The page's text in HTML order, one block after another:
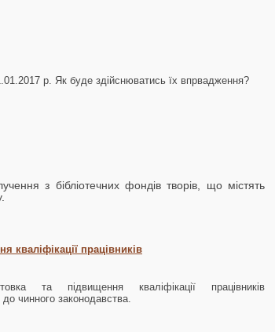
р. Як буде здійснюватись їх впрвадження?
з бібліотечних фондів творів, що містять
кваліфікації працівників
та підвищення кваліфікації працівників
чинного законодавства.